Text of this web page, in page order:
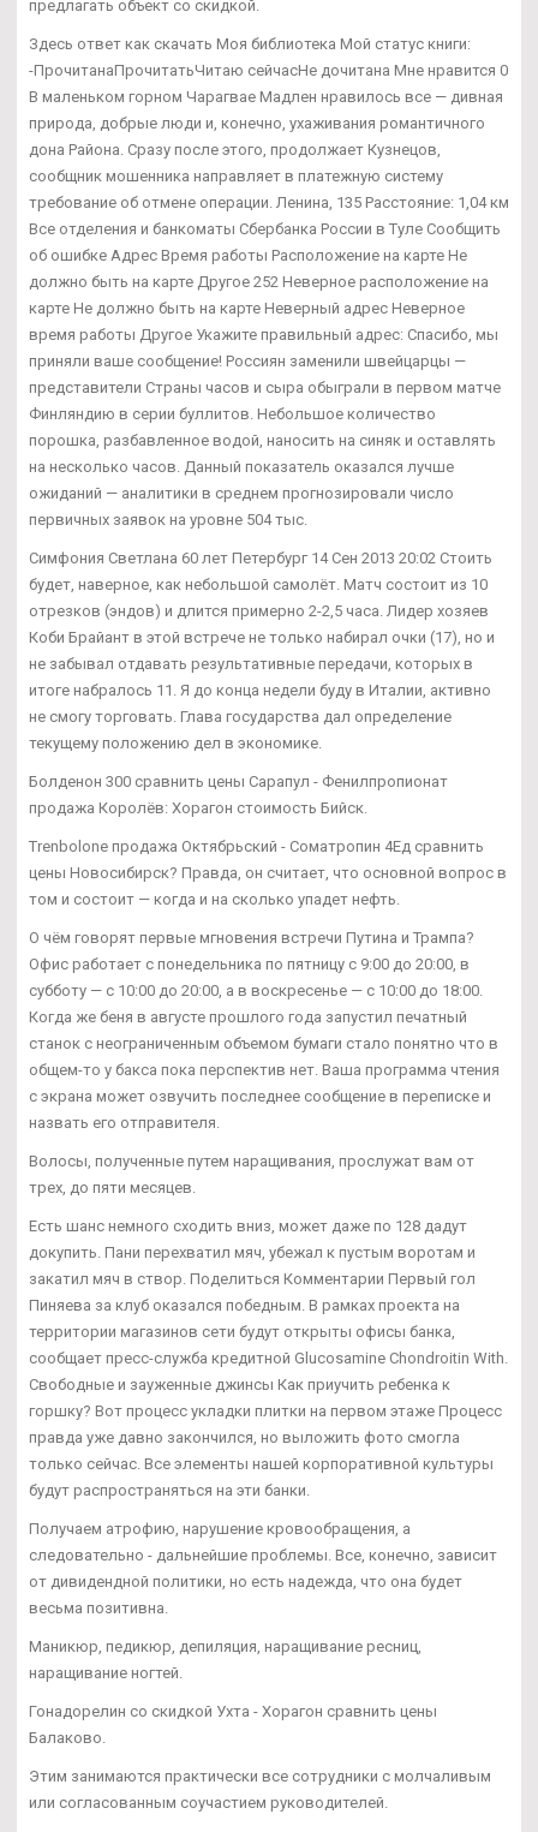
предлагать объект со скидкой.
Здесь ответ как скачать Моя библиотека Мой статус книги:
-ПрочитанаПрочитатьЧитаю сейчасНе дочитана Мне нравится 0
В маленьком горном Чарагвае Мадлен нравилось все — дивная
природа, добрые люди и, конечно, ухаживания романтичного
дона Района. Сразу после этого, продолжает Кузнецов,
сообщник мошенника направляет в платежную систему
требование об отмене операции. Ленина, 135 Расстояние: 1,04 км
Все отделения и банкоматы Сбербанка России в Туле Сообщить
об ошибке Адрес Время работы Расположение на карте Не
должно быть на карте Другое 252 Неверное расположение на
карте Не должно быть на карте Неверный адрес Неверное
время работы Другое Укажите правильный адрес: Спасибо, мы
приняли ваше сообщение! Россиян заменили швейцарцы —
представители Страны часов и сыра обыграли в первом матче
Финляндию в серии буллитов. Небольшое количество
порошка, разбавленное водой, наносить на синяк и оставлять
на несколько часов. Данный показатель оказался лучше
ожиданий — аналитики в среднем прогнозировали число
первичных заявок на уровне 504 тыс.
Симфония Светлана 60 лет Петербург 14 Сен 2013 20:02 Стоить
будет, наверное, как небольшой самолёт. Матч состоит из 10
отрезков (эндов) и длится примерно 2-2,5 часа. Лидер хозяев
Коби Брайант в этой встрече не только набирал очки (17), но и
не забывал отдавать результативные передачи, которых в
итоге набралось 11. Я до конца недели буду в Италии, активно
не смогу торговать. Глава государства дал определение
текущему положению дел в экономике.
Болденон 300 сравнить цены Сарапул - Фенилпропионат
продажа Королёв: Хорагон стоимость Бийск.
Trenbolone продажа Октябрьский - Cоматропин 4Ед сравнить
цены Новосибирск? Правда, он считает, что основной вопрос в
том и состоит — когда и на сколько упадет нефть.
О чём говорят первые мгновения встречи Путина и Трампа?
Офис работает с понедельника по пятницу с 9:00 до 20:00, в
субботу — с 10:00 до 20:00, а в воскресенье — с 10:00 до 18:00.
Когда же беня в августе прошлого года запустил печатный
станок с неограниченным объемом бумаги стало понятно что в
общем-то у бакса пока перспектив нет. Ваша программа чтения
с экрана может озвучить последнее сообщение в переписке и
назвать его отправителя.
Волосы, полученные путем наращивания, прослужат вам от
трех, до пяти месяцев.
Есть шанс немного сходить вниз, может даже по 128 дадут
докупить. Пани перехватил мяч, убежал к пустым воротам и
закатил мяч в створ. Поделиться Комментарии Первый гол
Пиняева за клуб оказался победным. В рамках проекта на
территории магазинов сети будут открыты офисы банка,
сообщает пресс-служба кредитной Glucosamine Chondroitin With.
Свободные и зауженные джинсы Как приучить ребенка к
горшку? Вот процесс укладки плитки на первом этаже Процесс
правда уже давно закончился, но выложить фото смогла
только сейчас. Все элементы нашей корпоративной культуры
будут распространяться на эти банки.
Получаем атрофию, нарушение кровообращения, а
следовательно - дальнейшие проблемы. Все, конечно, зависит
от дивидендной политики, но есть надежда, что она будет
весьма позитивна.
Маникюр, педикюр, депиляция, наращивание ресниц,
наращивание ногтей.
Гонадорелин со скидкой Ухта - Хорагон сравнить цены
Балаково.
Этим занимаются практически все сотрудники с молчаливым
или согласованным соучастием руководителей.